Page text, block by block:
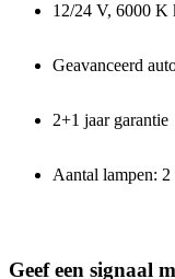
12/24 V, 6000 K
Geavanceerd
2+1 jaar garantie
Aantal lampen: 2
Geef een signaal